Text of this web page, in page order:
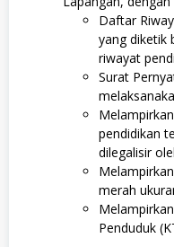
Daftar
yang diketik
riwayat
Surat
pendidikan
dilegalisir
merah
Penduduk